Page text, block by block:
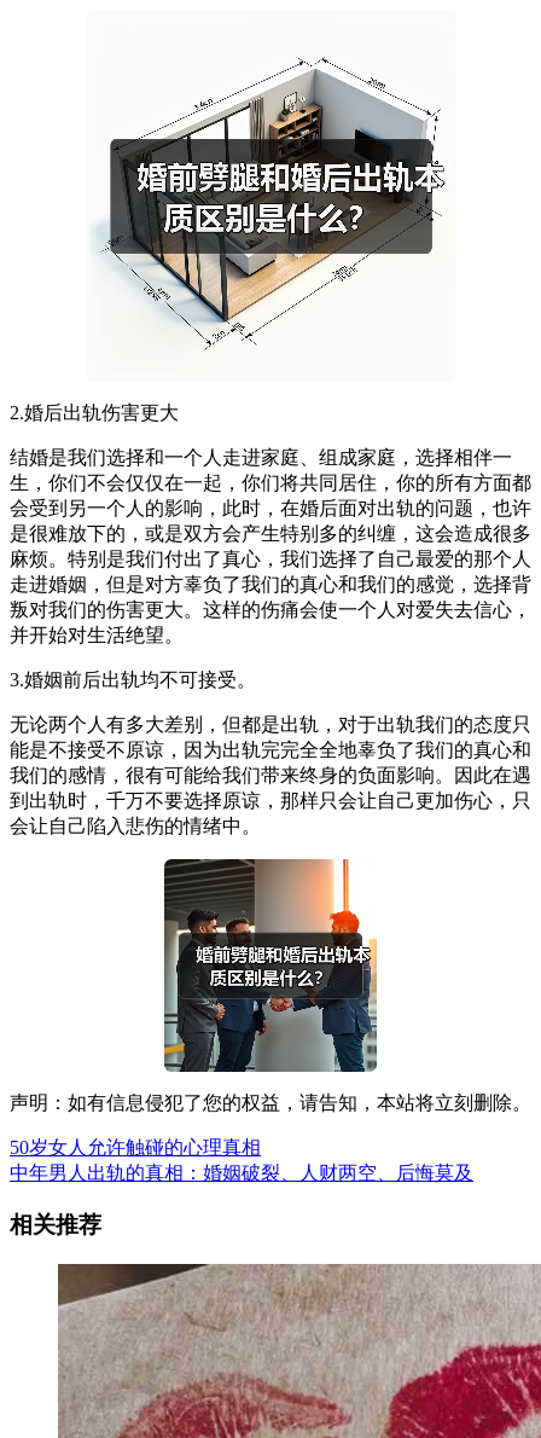
2.婚后出轨伤害更大
结婚是我们选择和一个人走进家庭、组成家庭，选择相伴一
生，你们不会仅仅在一起，你们将共同居住，你的所有方面都
会受到另一个人的影响，此时，在婚后面对出轨的问题，也许
是很难放下的，或是双方会产生特别多的纠缠，这会造成很多
麻烦。特别是我们付出了真心，我们选择了自己最爱的那个人
走进婚姻，但是对方辜负了我们的真心和我们的感觉，选择背
叛对我们的伤害更大。这样的伤痛会使一个人对爱失去信心，
并开始对生活绝望。
3.婚姻前后出轨均不可接受。
无论两个人有多大差别，但都是出轨，对于出轨我们的态度只
能是不接受不原谅，因为出轨完完全全地辜负了我们的真心和
我们的感情，很有可能给我们带来终身的负面影响。因此在遇
到出轨时，千万不要选择原谅，那样只会让自己更加伤心，只
会让自己陷入悲伤的情绪中。
声明：如有信息侵犯了您的权益，请告知，本站将立刻删除。
50岁女人允许触碰的心理真相
中年男人出轨的真相：婚姻破裂、人财两空、后悔莫及
相关推荐